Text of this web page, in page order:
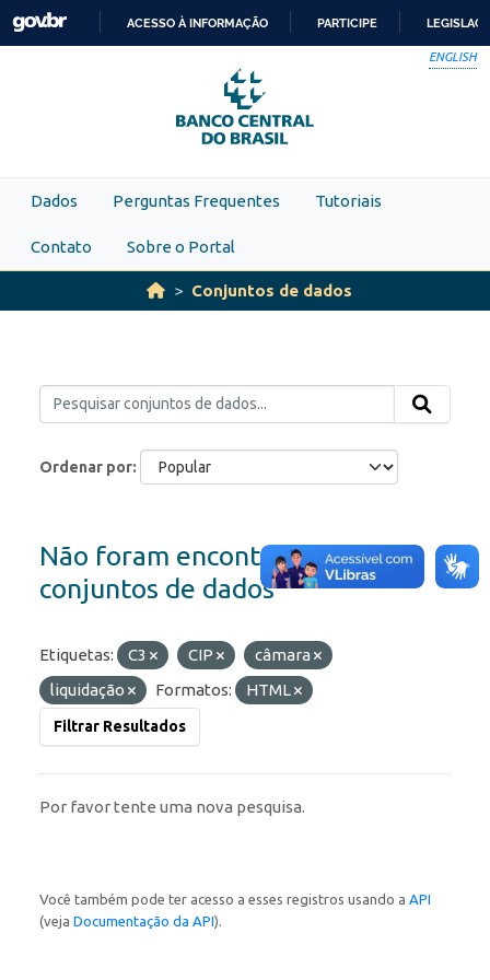
Skip to main content
PARA
O
CONTEÚDO
ACESSO À INFORMAÇÃO PARTICIPE
ENGLISH
Dados Perguntas Frequentes Tutoriais
Contato Sobre o Portal
Conjuntos de dados
Ordenar por
Não foram encontrados
conjuntos de dados
Etiquetas: C3 CIP
câmara
liquidação
Formatos: HTML
Filtrar Resultados
Por favor tente uma nova pesquisa.
Você também pode ter acesso a esses registros usando a API
(veja Documentação da API).